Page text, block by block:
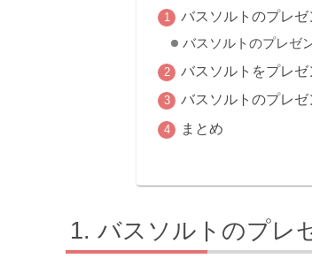
バスソルトのプレ
バスソルトのプレゼ
バスソルトをプレ
バスソルトのプレ
まとめ
バスソルトのプレ